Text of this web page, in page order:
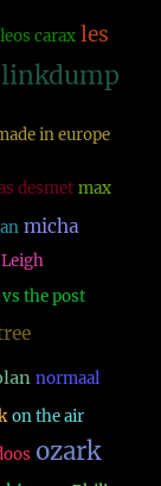
leos carax les
linkdump
in europe
desmet max
micha
the post
normaal
on the air
ozark